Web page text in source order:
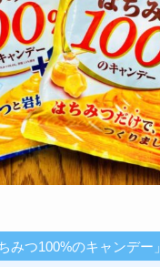
みつ100%のキャンデー」